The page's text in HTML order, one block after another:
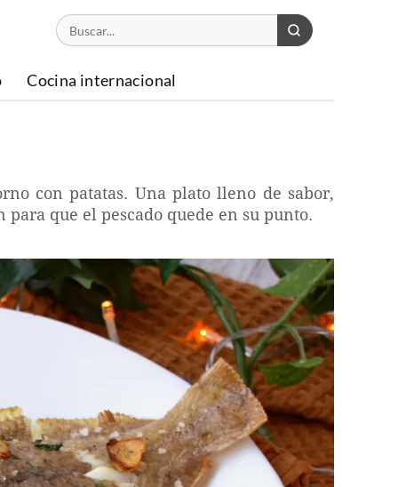
Cocina internacional
con patatas. Una plato lleno de sabor,
que el pescado quede en su punto.